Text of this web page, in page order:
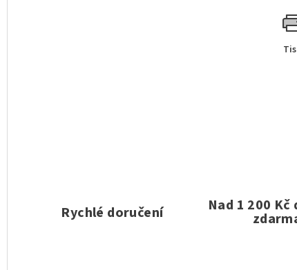
Rychlé doručení Nad 1 200